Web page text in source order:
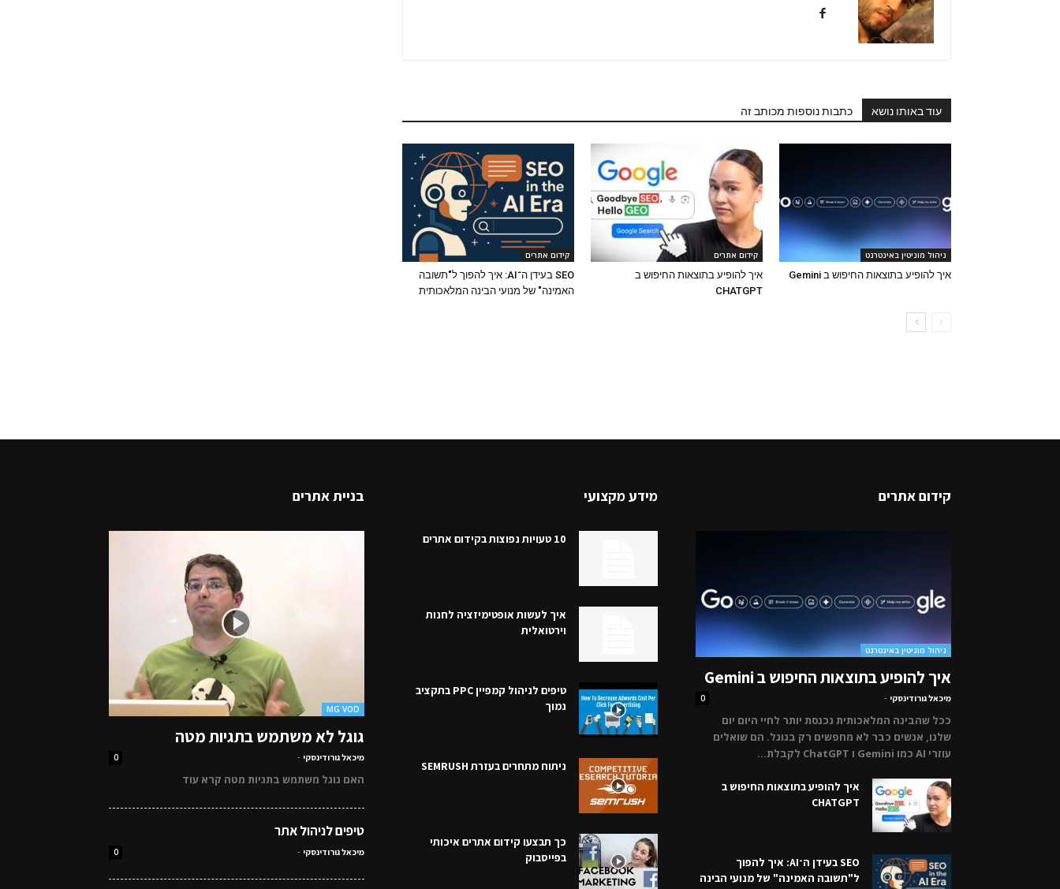
עוד באותו נושא כתבות נוספות מכותב זה
ניהול מוניטין באינטרנט
איך להופיע בתוצאות החיפוש ב Gemini
קידום אתרים
איך להופיע בתוצאות החיפוש ב
CHATGPT
קידום אתרים
SEO בעידן ה־AI: איך להפוך ל"תשובה
האמינה" של מנועי הבינה המלאכותית
קידום אתרים
ניהול מוניטין באינטרנט
איך להופיע בתוצאות החיפוש ב Gemini
מיכאל גורודינסקי -
0
ככל שהבינה המלאכותית נכנסת יותר לחיי היום יום
שלנו, אנשים כבר לא מחפשים רק בגוגל. הם שואלים
עוזרי AI כמו Gemini ו ChatGPT לקבלת...
איך להופיע בתוצאות החיפוש ב
CHATGPT
SEO בעידן ה־AI: איך להפוך
ל"תשובה האמינה" של מנועי הבינה
מידע מקצועי
10 טעויות נפוצות בקידום אתרים
איך לעשות אופטימיזציה לחנות
וירטואלית
טיפים לניהול קמפיין PPC בתקציב
נמוך
ניתוח מתחרים בעזרת SEMRUSH
כך תבצעו קידום אתרים איכותי
בפייסבוק
בניית אתרים
MG VOD
גוגל לא משתמש בתגיות מטה
מיכאל גורודינסקי -
0
האם גוגל משתמש בתגיות מטה קרא עוד
טיפים לניהול אתר
מיכאל גורודינסקי -
0